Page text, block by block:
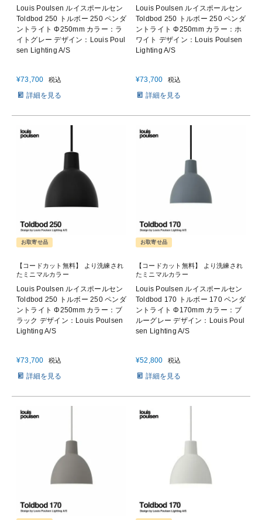
Louis Poulsen ルイスポールセン
Toldbod 250 トルボー 250 ペンダ
ントライト Φ250mm カラー：ラ
イトグレー デザイン：Louis Poul
sen Lighting A/S
¥73,700 税込
詳細を見る
Louis Poulsen ルイスポールセン
Toldbod 250 トルボー 250 ペンダ
ントライト Φ250mm カラー：ホ
ワイト デザイン：Louis Poulsen
Lighting A/S
¥73,700 税込
詳細を見る
お取寄せ品
【コードカット無料】 より洗練され
たミニマルカラー
Louis Poulsen ルイスポールセン
Toldbod 250 トルボー 250 ペンダ
ントライト Φ250mm カラー：ブ
ラック デザイン：Louis Poulsen
Lighting A/S
¥73,700 税込
詳細を見る
お取寄せ品
【コードカット無料】 より洗練され
たミニマルカラー
Louis Poulsen ルイスポールセン
Toldbod 170 トルボー 170 ペンダ
ントライト Φ170mm カラー：ブ
ルーグレー デザイン：Louis Poul
sen Lighting A/S
¥52,800 税込
詳細を見る